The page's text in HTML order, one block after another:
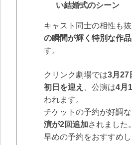
い結婚式のシーン
キャスト同士の相性も抜
の瞬間が輝く特別な作品
す。
クリンク劇場では3月27
初日を迎え
、公演は4月
われます。
チケットの予約が好調な
演が2回追加されました。
早めの予約をおすすめし